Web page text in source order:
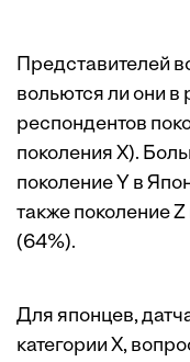
Представителей
вольются ли они в
респондентов
поколения Х).
поколение Y в
также поколение
(64%).
Для японцев,
категории Х,